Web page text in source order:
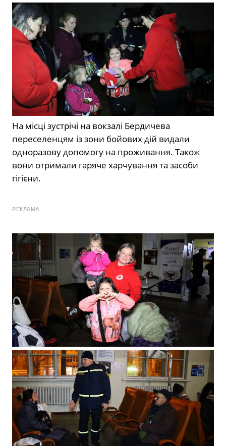
На місці зустрічі на вокзалі Бердичева
переселенцям із зони бойових дій видали
одноразову допомогу на проживання. Також
вони отримали гаряче харчування та засоби
гігієни.
РЕКЛАМА